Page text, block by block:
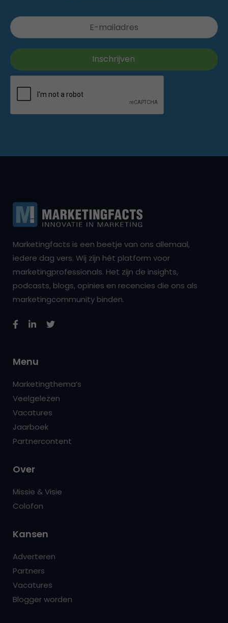
Marketingfacts is een beetje van ons allemaal,
iedere dag vers. Wij zijn hét platform voor
marketingprofessionals. Het zijn de insights,
podcasts, blogs, opinies en recencies die ons als
marketingcommunity binden.
Menu
Marketingthema’s
Veelgelezen
Vacatures
Jaarboek
Partnercontent
Over
Missie & Visie
Colofon
Kansen
Adverteren
Partners
Vacatures
Blogger worden